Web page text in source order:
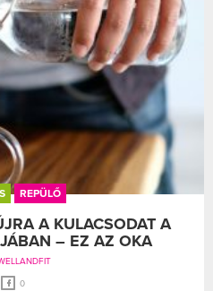
REPÜLŐ
A KULACSODAT A
– EZ AZ OKA
0